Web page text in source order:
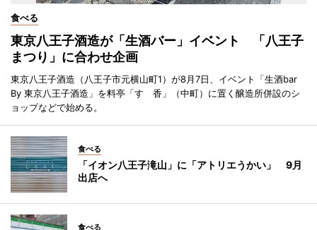
食べる
東京八王子酒造が「生酒バー」イベント 「八王子
まつり」に合わせ企画
東京八王子酒造（八王子市元横山町1）が8月7日、イベント「生酒bar
By 東京八王子酒造」を料亭「すゞ香」（中町）に置く醸造所併設のシ
ョップなどで始める。
食べる
「イオン八王子滝山」に「アトリエうかい」 9月
出店へ
食べる